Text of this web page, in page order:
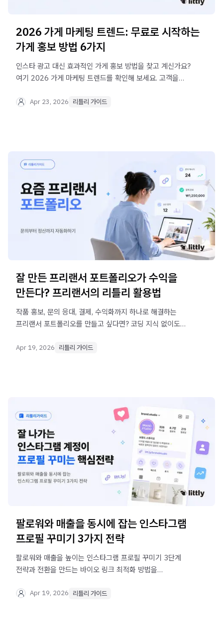
2026 가게 마케팅 트렌드: 무료로 시작하는
가게 홍보 방법 6가지
인스타 광고 대신 효과적인 가게 홍보 방법을 찾고 계신가요?
여기 2026 가게 마케팅 트렌드를 확인해 보세요. 고객을
Apr 23, 2026 리틀리 가이드
잘 만든 프리랜서 포트폴리오가 수익을
만든다? 프리랜서의 리틀리 활용법
작품 홍보, 문의 응대, 결제, 수익화까지 하나로 해결하는
프리랜서 포트폴리오를 만들고 싶다면? 코딩 지식 없이도
알려드립니다.
Apr 19, 2026 리틀리 가이드
팔로워와 매출을 동시에 잡는 인스타그램
프로필 꾸미기 3가지 전략
팔로워와 매출을 높이는 인스타그램 프로필 꾸미기 3단계
전략과 전환을 만드는 바이오 링크 최적화 방법을
Apr 19, 2026 리틀리 가이드